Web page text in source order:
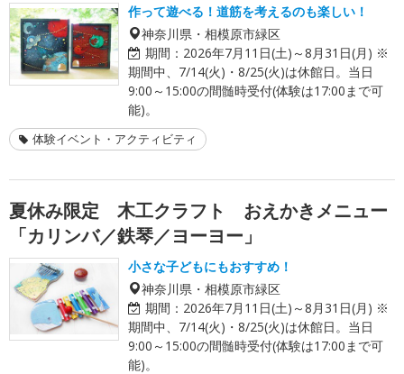
作って遊べる！道筋を考えるのも楽しい！
神奈川県・相模原市緑区
期間： 2026年7月11日(土)～8月31日(月) ※
期間中、7/14(火)・8/25(火)は休館日。当日
9:00～15:00の間髄時受付(体験は17:00まで可
能)。
体験イベント・アクティビティ
夏休み限定 木工クラフト おえかきメニュー
「カリンバ／鉄琴／ヨーヨー」
小さな子どもにもおすすめ！
神奈川県・相模原市緑区
期間： 2026年7月11日(土)～8月31日(月) ※
期間中、7/14(火)・8/25(火)は休館日。当日
9:00～15:00の間髄時受付(体験は17:00まで可
能)。